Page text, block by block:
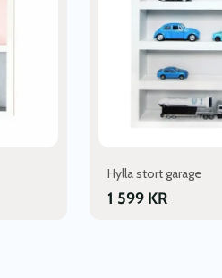
Hylla stort garage
1 599 KR